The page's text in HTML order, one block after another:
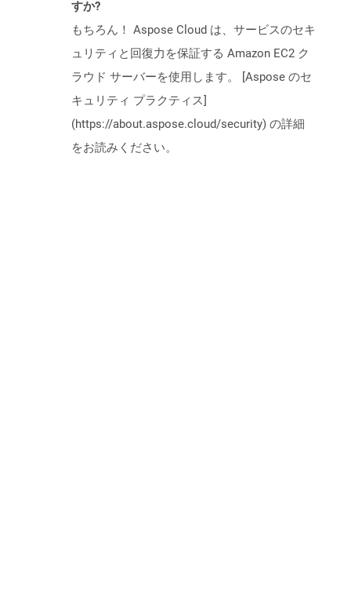
すか?
もちろん！ Aspose Cloud は、サービスのセキ
ュリティと回復力を保証する Amazon EC2 ク
ラウド サーバーを使用します。 [Aspose のセ
キュリティ プラクティス]
(https://about.aspose.cloud/security) の詳細
をお読みください。